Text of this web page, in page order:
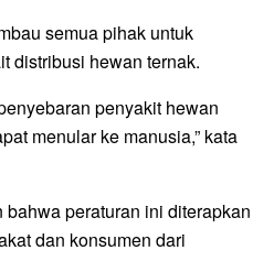
semua pihak untuk
distribusi hewan ternak.
penyakit hewan
menular ke manusia,” kata
peraturan ini diterapkan
dan konsumen dari